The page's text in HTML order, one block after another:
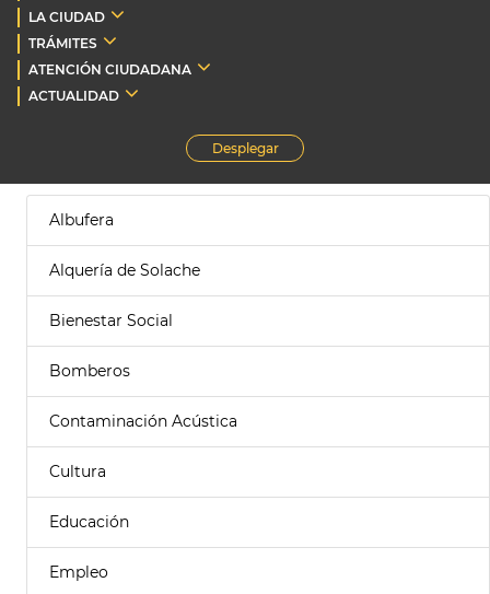
LA CIUDAD
TRÁMITES
ATENCIÓN CIUDADANA
ACTUALIDAD
Desplegar
Albufera
Alquería de Solache
Bienestar Social
Bomberos
Contaminación Acústica
Cultura
Educación
Empleo